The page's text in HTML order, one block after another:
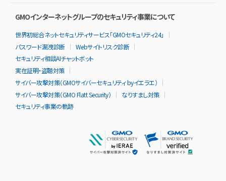
GMOインターネットグループのセキュリティ事業について
世界初総合ネットセキュリティサービス「GMOセキュリティ24」
パスワード漏洩診断
Webサイトリスク診断
セキュリティ相談AIチャットボット
実在証明・盗聴対策
サイバー攻撃対策（GMOサイバーセキュリティ byイエラエ）
サイバー攻撃対策（GMO Flatt Security）
なりすまし対策
セキュリティ事業の軌跡